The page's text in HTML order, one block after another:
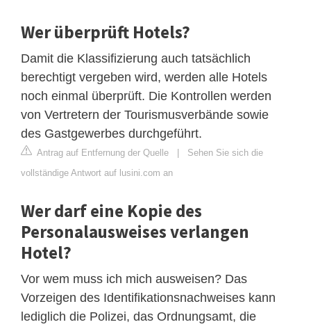
Wer überprüft Hotels?
Damit die Klassifizierung auch tatsächlich
berechtigt vergeben wird, werden alle Hotels
noch einmal überprüft. Die Kontrollen werden
von Vertretern der Tourismusverbände sowie
des Gastgewerbes durchgeführt.
Antrag auf Entfernung der Quelle | Sehen Sie sich die
vollständige Antwort auf lusini.com an
Wer darf eine Kopie des
Personalausweises verlangen
Hotel?
Vor wem muss ich mich ausweisen? Das
Vorzeigen des Identifikationsnachweises kann
lediglich die Polizei, das Ordnungsamt, die